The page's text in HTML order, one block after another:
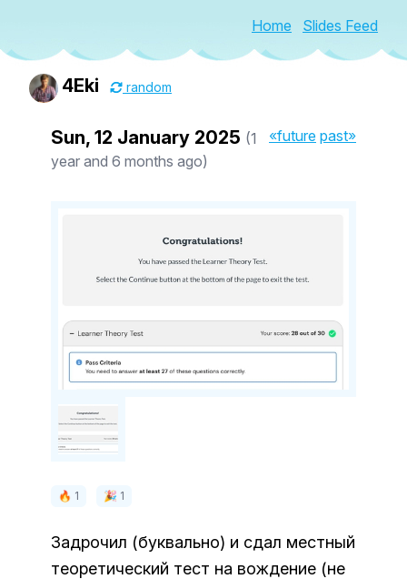
Home Slides Feed
4Eki random
«future past»
Sun, 12 January 2025 (1
year and 6 months ago)
🔥 1 🎉 1
Задрочил (буквально) и сдал местный
теоретический тест на вождение (не